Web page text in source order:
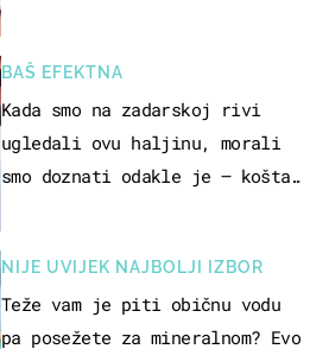
BAŠ EFEKTNA
Kada smo na zadarskoj rivi
ugledali ovu haljinu, morali
smo doznati odakle je – košta
NIJE UVIJEK NAJBOLJI IZBOR
Teže vam je piti običnu vodu
pa posežete za mineralnom? Evo